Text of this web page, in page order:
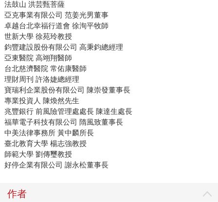
法鼓山 洪芸甄菩薩
亞克事業有限公司 范姜光男董事
卓越台北幸福行道會 徐洵平牧師
世新大學 徐苑玲教授
鈞豐建設股份有限公司 高秉鈞總經理
亞東醫院 高翊翔醫師
台北慈濟醫院 常佑康醫師
理財周刊 許洛婕總經理
寶瑞利企業股份有限公司 陳崇發董事長
專業投資人 陳煥然先生
兆豐銀行 前風險管理處處長 陳達生處長
福華電子科技有限公司 隋風致董事長
中美法律事務所 黃中麟所長
臺北教育大學 楊志強教授
師範大學 劉傳璽教授
好停企業有限公司 謝永松董事長
作者